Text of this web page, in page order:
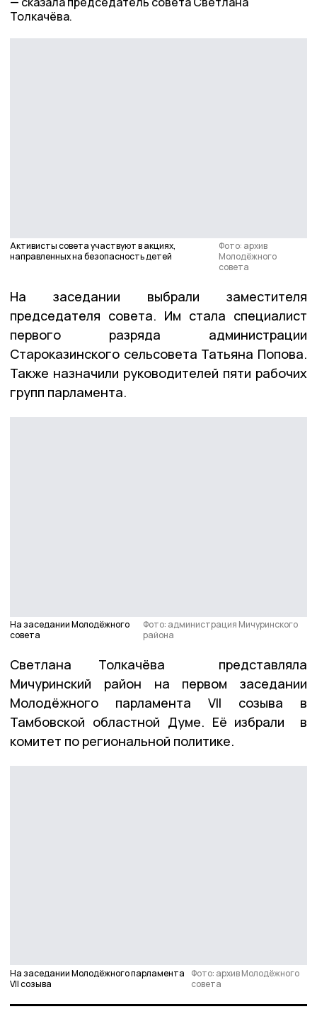
Толкачёва.
Активисты совета участвуют в акциях,
направленных на безопасность детей
Фото: архив
Молодёжного
совета
На заседании выбрали заместителя
председателя совета. Им стала специалист
первого разряда администрации
Староказинского сельсовета Татьяна Попова.
Также назначили руководителей пяти рабочих
групп парламента.
На заседании Молодёжного
совета
Фото: администрация Мичуринского
района
Светлана Толкачёва представляла
Мичуринский район на первом заседании
Молодёжного парламента VII созыва в
Тамбовской областной Думе. Её избрали в
комитет по региональной политике.
На заседании Молодёжного парламента
VII созыва
Фото: архив Молодёжного
совета